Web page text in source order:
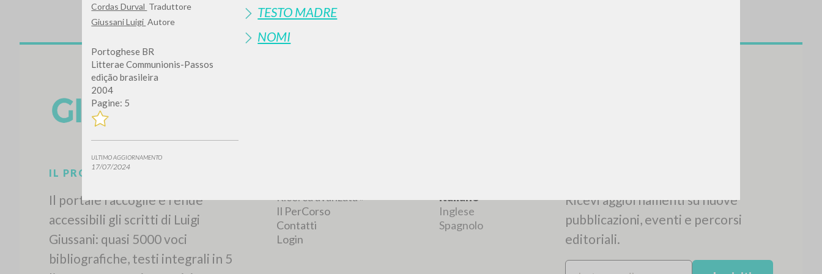
Cordas Durval Traduttore
Giussani Luigi Autore
Portoghese BR
Litterae Communionis-Passos
edição brasileira
2004
Pagine: 5
ULTIMO AGGIORNAMENTO
17/07/2024
TESTO MADRE
NOMI
IL PROGETTO
Il portale raccoglie e rende
NAVIGA LINGUA NEWSLETTER
Ricevi aggiornamenti su nuove